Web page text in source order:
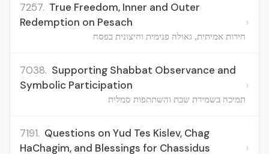
7257. True Freedom, Inner and Outer
Redemption on Pesach
חירות אמיתית, גאולה פנימית וחיצונית בפסח
›
7038. Supporting Shabbat Observance and
Symbolic Participation
תמיכה בשמירת שבת והשתתפות סמלית
›
7191. Questions on Yud Tes Kislev, Chag
HaChagim, and Blessings for Chassidus
›